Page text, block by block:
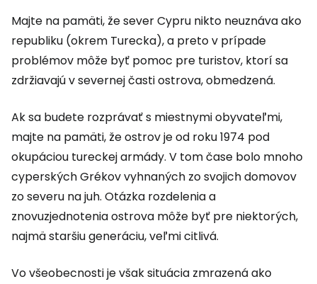
Majte na pamäti, že sever Cypru nikto neuznáva ako
republiku (okrem Turecka), a preto v prípade
problémov môže byť pomoc pre turistov, ktorí sa
zdržiavajú v severnej časti ostrova, obmedzená.
Ak sa budete rozprávať s miestnymi obyvateľmi,
majte na pamäti, že ostrov je od roku 1974 pod
okupáciou tureckej armády. V tom čase bolo mnoho
cyperských Grékov vyhnaných zo svojich domovov
zo severu na juh. Otázka rozdelenia a
znovuzjednotenia ostrova môže byť pre niektorých,
najmä staršiu generáciu, veľmi citlivá.
Vo všeobecnosti je však situácia zmrazená ako